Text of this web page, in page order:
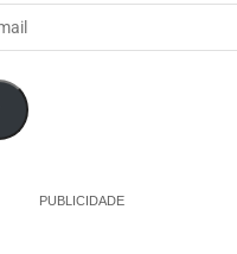
PUBLICIDADE